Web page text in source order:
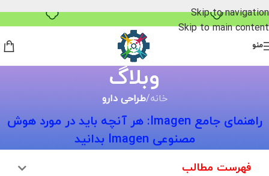
بدون ضامن، بدون سود
Skip to navigation
Skip to main content
منو
وبلاگ
خانه/طراحی دارو
راهنمای جامع Imagen: هر آنچه باید در مورد هوش
مصنوعی Imagen بدانید
فهرست مطالب